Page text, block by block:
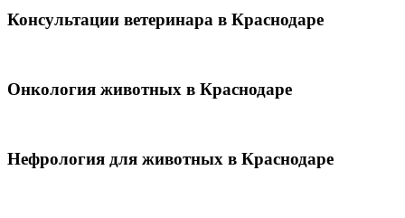
Консультации ветеринара в Краснодаре
Онкология животных в Краснодаре
Нефрология для животных в Краснодаре